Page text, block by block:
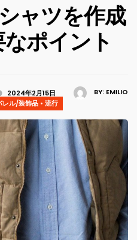
ャツを作成
ポイント
BY: EMILIO
2024年2月15日
レル/装飾品 • 流行